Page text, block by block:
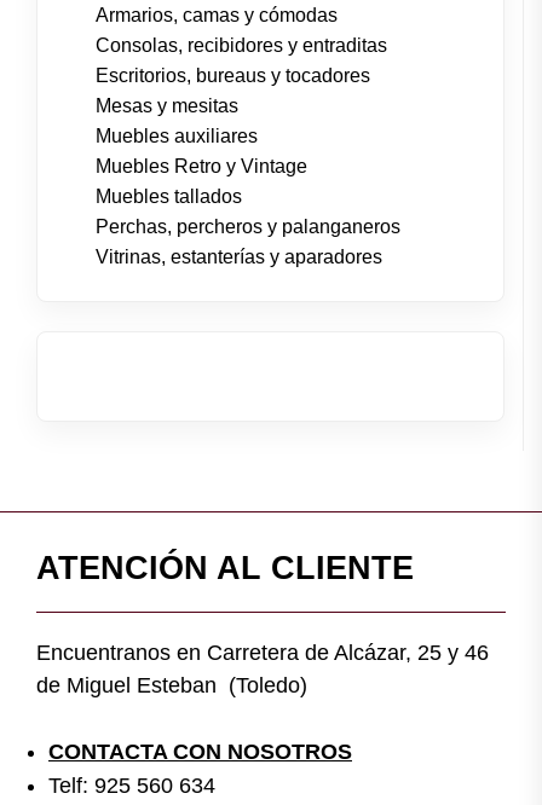
Armarios, camas y cómodas
Consolas, recibidores y entraditas
Escritorios, bureaus y tocadores
Mesas y mesitas
Muebles auxiliares
Muebles Retro y Vintage
Muebles tallados
Perchas, percheros y palanganeros
Vitrinas, estanterías y aparadores
ATENCIÓN AL CLIENTE
Encuentranos en Carretera de Alcázar, 25 y 46
de Miguel Esteban (Toledo)
CONTACTA CON NOSOTROS
Telf: 925 560 634